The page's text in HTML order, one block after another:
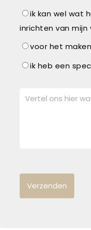
ik kan wel wat
inrichten van mijn
voor het
ik heb een